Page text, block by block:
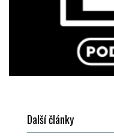
Další články